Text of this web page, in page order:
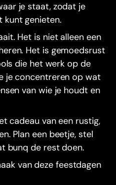
je staat, zodat je
kunt genieten.
Het is niet alleen een
Het is gemoedsrust
die het werk op de
je concentreren op wat
van wie je houdt en
cadeau van een rustig,
Plan een beetje, stel
bunq de rest doen.
van deze feestdagen